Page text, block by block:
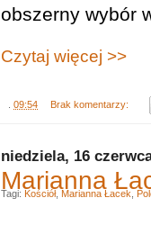
obszerny wybór
Czytaj więcej >>
09:54 Brak komentarzy:
niedziela, 16
Marianna
Tagi: Kościół, Marianna Łacek